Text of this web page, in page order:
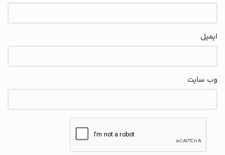
ایمیل
وب‌ سایت